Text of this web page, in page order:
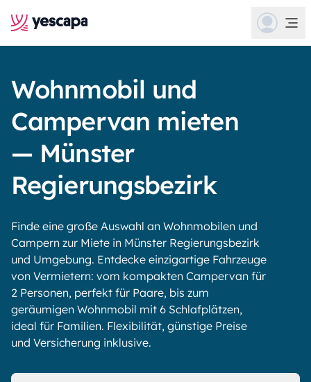
Wohnmobil und
Campervan mieten
— Münster
Regierungsbezirk
Finde eine große Auswahl an Wohnmobilen und
Campern zur Miete in Münster Regierungsbezirk
und Umgebung. Entdecke einzigartige Fahrzeuge
von Vermietern: vom kompakten Campervan für
2 Personen, perfekt für Paare, bis zum
geräumigen Wohnmobil mit 6 Schlafplätzen,
ideal für Familien. Flexibilität, günstige Preise
und Versicherung inklusive.